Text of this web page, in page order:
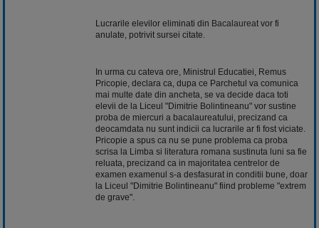
Lucrarile elevilor eliminati din Bacalaureat vor fi
anulate, potrivit sursei citate.
In urma cu cateva ore, Ministrul Educatiei, Remus
Pricopie, declara ca, dupa ce Parchetul va comunica
mai multe date din ancheta, se va decide daca toti
elevii de la Liceul "Dimitrie Bolintineanu" vor sustine
proba de miercuri a bacalaureatului, precizand ca
deocamdata nu sunt indicii ca lucrarile ar fi fost viciate.
Pricopie a spus ca nu se pune problema ca proba
scrisa la Limba si literatura romana sustinuta luni sa fie
reluata, precizand ca in majoritatea centrelor de
examen examenul s-a desfasurat in conditii bune, doar
la Liceul "Dimitrie Bolintineanu" fiind probleme "extrem
de grave".